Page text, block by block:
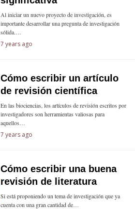
Al iniciar un nuevo proyecto de investigación, es
importante desarrollar una pregunta de investigación
sólida.…
7 years ago
Cómo escribir un artículo
de revisión científica
En las biociencias, los artículos de revisión escritos por
investigadores son herramientas valiosas para
aquellos…
7 years ago
Cómo escribir una buena
revisión de literatura
Si está proponiendo un tema de investigación que ya
cuenta con una gran cantidad de…